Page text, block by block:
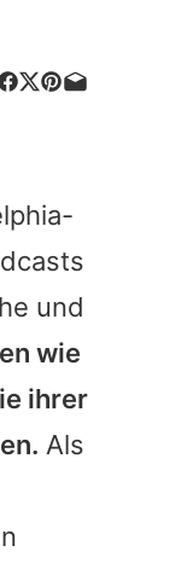
und
wie
ihrer
Als